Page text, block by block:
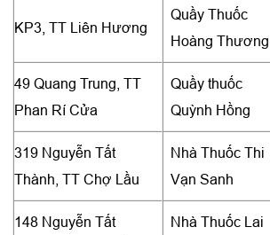
KP3, TT Liên Hương
Quầy Thuốc
Hoàng Thương
49 Quang Trung, TT
Phan Rí Cửa
Quầy thuốc
Quỳnh Hồng
319 Nguyễn Tất
Thành, TT Chợ Lầu
Nhà Thuốc Thi
Vạn Sanh
148 Nguyễn Tất
Nhà Thuốc Lai